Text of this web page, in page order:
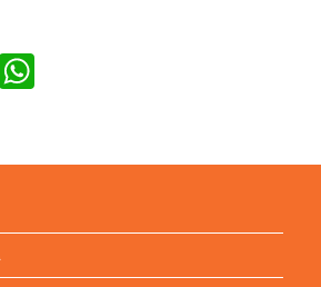
WhatsApp